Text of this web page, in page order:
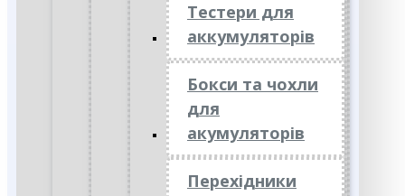
Тестери для
аккумуляторів
Бокси та чохли
для
акумуляторів
Перехідники